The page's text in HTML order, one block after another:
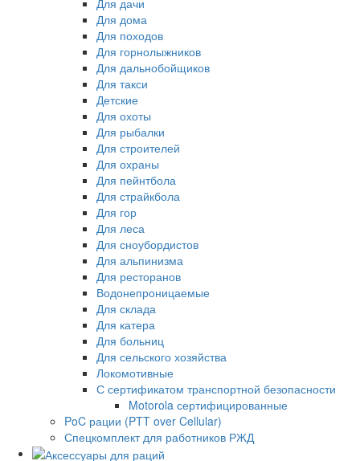
Для дома
Для походов
Для горнолыжников
Для дальнобойщиков
Для такси
Детские
Для охоты
Для рыбалки
Для строителей
Для охраны
Для пейнтбола
Для страйкбола
Для гор
Для леса
Для сноубордистов
Для альпинизма
Для ресторанов
Водонепроницаемые
Для склада
Для катера
Для больниц
Для сельского хозяйства
Локомотивные
С сертификатом транспортной безопасности
Motorola сертифицированные
PoC рации (PTT over Cellular)
Спецкомплект для работников РЖД